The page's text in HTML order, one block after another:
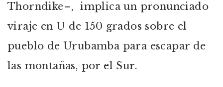
Thorndike–, implica un pronunciado
viraje en U de 150 grados sobre el
pueblo de Urubamba para escapar de
las montañas, por el Sur.